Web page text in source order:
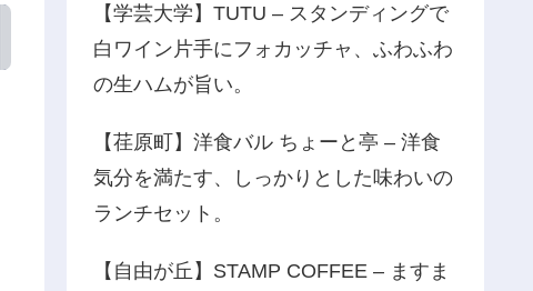
【学芸大学】TUTU – スタンディングで
白ワイン片手にフォカッチャ、ふわふわ
の生ハムが旨い。
【荏原町】洋食バル ちょーと亭 – 洋食
気分を満たす、しっかりとした味わいの
ランチセット。
【自由が丘】STAMP COFFEE – ますま